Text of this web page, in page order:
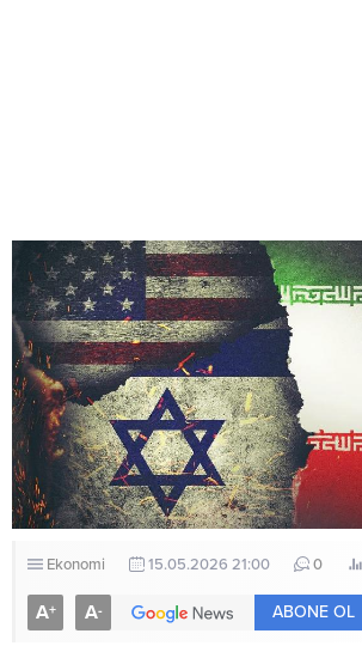
Ekonomi 15.05.2026 21:00 0
A+ A- ABONE OL